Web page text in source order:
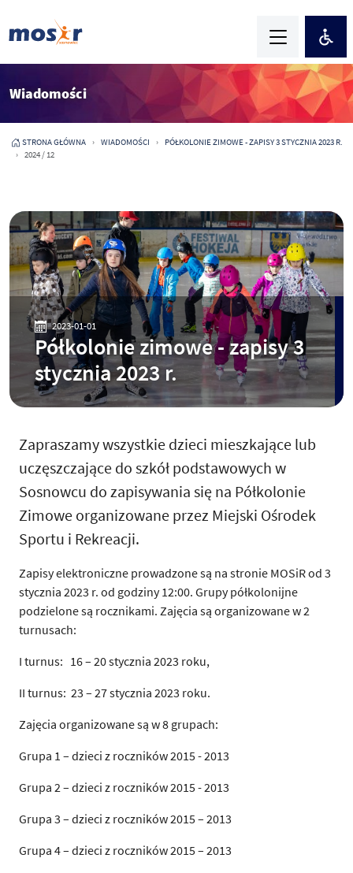
Wiadomości
STRONA GŁÓWNA WIADOMOŚCI
PÓŁKOLONIE ZIMOWE - ZAPISY 3 STYCZNIA 2023 R.
2024 / 12
2023-01-01
Półkolonie zimowe - zapisy 3
stycznia 2023 r.
Zapraszamy wszystkie dzieci mieszkające lub
uczęszczające do szkół podstawowych w
Sosnowcu do zapisywania się na Półkolonie
Zimowe organizowane przez Miejski Ośrodek
Sportu i Rekreacji.
Zapisy elektroniczne prowadzone są na stronie MOSiR od 3
stycznia 2023 r. od godziny 12:00. Grupy półkolonijne
podzielone są rocznikami. Zajęcia są organizowane w 2
turnusach:
I turnus: 16 – 20 stycznia 2023 roku,
II turnus: 23 – 27 stycznia 2023 roku.
Zajęcia organizowane są w 8 grupach:
Grupa 1 – dzieci z roczników 2015 - 2013
Grupa 2 – dzieci z roczników 2015 - 2013
Grupa 3 – dzieci z roczników 2015 – 2013
Grupa 4 – dzieci z roczników 2015 – 2013